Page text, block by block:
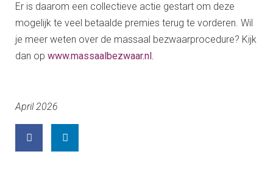
Er is daarom een collectieve actie gestart om deze
mogelijk te veel betaalde premies terug te vorderen. Wil
je meer weten over de massaal bezwaarprocedure? Kijk
dan op www.massaalbezwaar.nl.
April 2026